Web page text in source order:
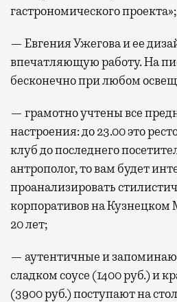
гастрономического проекта»;
— Евгения Ужегова и ее
впечатляющую работу. На
бесконечно при любом
— грамотно учтены все
настроения: до 23.00 это
клуб до последнего
антрополог, то вам будет
проанализировать
корпоративов на Кузнецком
20 лет;
— аутентичные и
сладком соусе (1400 руб.) и
(3900 руб.) поступают на